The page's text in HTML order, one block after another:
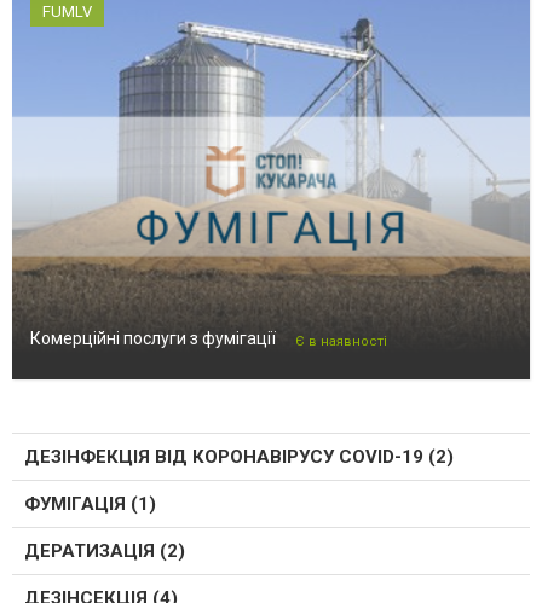
FUMLV
Комерційні послуги з фумігації Є в наявності
ДЕЗІНФЕКЦІЯ ВІД КОРОНАВІРУСУ COVID-19 (2)
ФУМІГАЦІЯ (1)
ДЕРАТИЗАЦІЯ (2)